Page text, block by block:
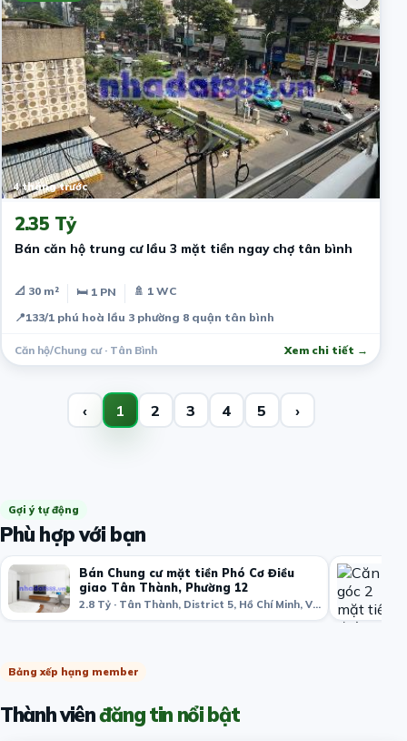
4 tháng trước
2.35 Tỷ
Bán căn hộ trung cư lầu 3 mặt tiền ngay chợ tân bình
📐 30 m² 🛏 1 PN
🚿 1 WC
📍133/1 phú hoà lầu 3 phường 8 quận tân bình
Căn hộ/Chung cư · Tân Bình Xem chi tiết →
‹ 1 2 3 4 5 ›
Gợi ý tự động
Phù hợp với bạn
Bán Chung cư mặt tiền Phó Cơ Điều
giao Tân Thành, Phường 12
2.8 Tỷ · Tân Thành, District 5, Hồ Chí Minh, Việt Nam
Bảng xếp hạng member
Thành viênđăng tin nổi bật